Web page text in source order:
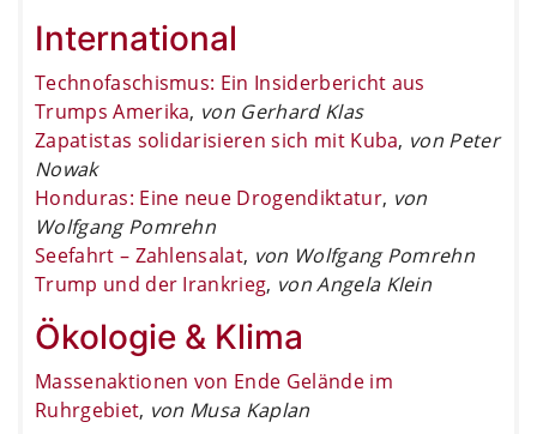
International
Technofaschismus: Ein Insiderbericht aus
Trumps Amerika, von Gerhard Klas
Zapatistas solidarisieren sich mit Kuba, von Peter
Nowak
Honduras: Eine neue Drogendiktatur, von
Wolfgang Pomrehn
Seefahrt – Zahlensalat, von Wolfgang Pomrehn
Trump und der Irankrieg, von Angela Klein
Ökologie & Klima
Massenaktionen von Ende Gelände im
Ruhrgebiet, von Musa Kaplan